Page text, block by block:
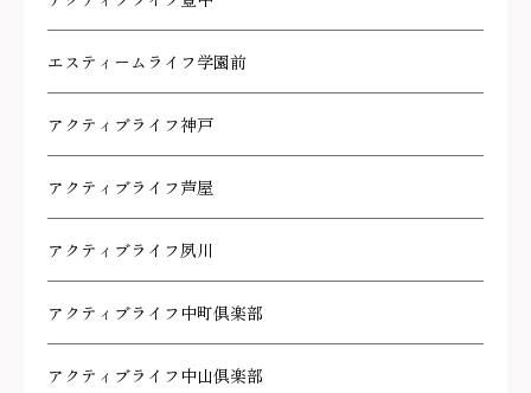
エスティームライフ学園前
アクティブライフ神戸
アクティブライフ芦屋
アクティブライフ夙川
アクティブライフ中町倶楽部
アクティブライフ中山倶楽部